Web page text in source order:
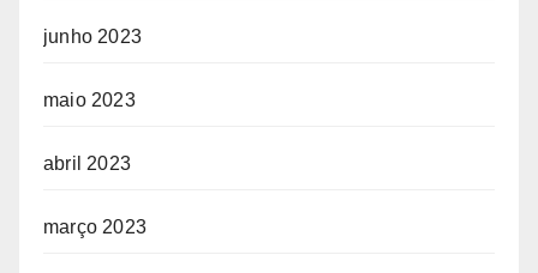
junho 2023
maio 2023
abril 2023
março 2023